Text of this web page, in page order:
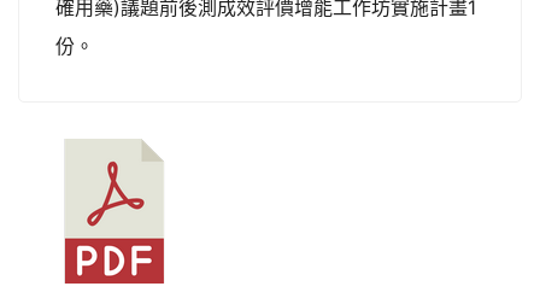
確用藥)議題前後測成效評價增能工作坊實施計畫1
份。